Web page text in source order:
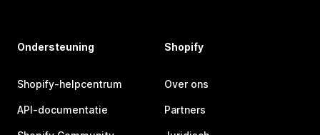
Ondersteuning
Shopify-helpcentrum
API-documentatie
Shopify
Over ons
Partners